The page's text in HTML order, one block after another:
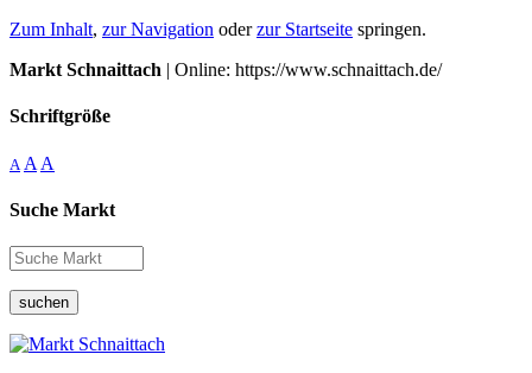
Zum Inhalt, zur Navigation oderzur Startseite springen.
Markt Schnaittach | Online: https://www.schnaittach.de/
Schriftgröße
A A A
Suche Markt
suchen